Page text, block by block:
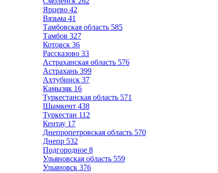
Ярцево 42
Вязьма 41
Тамбовская область 585
Тамбов 327
Котовск 36
Рассказово 33
Астраханская область 576
Астрахань 399
Ахтубинск 37
Камызяк 16
Туркестанская область 571
Шымкент 438
Туркестан 112
Кентау 17
Днепропетровская область 570
Днепр 532
Подгородное 8
Ульяновская область 559
Ульяновск 376